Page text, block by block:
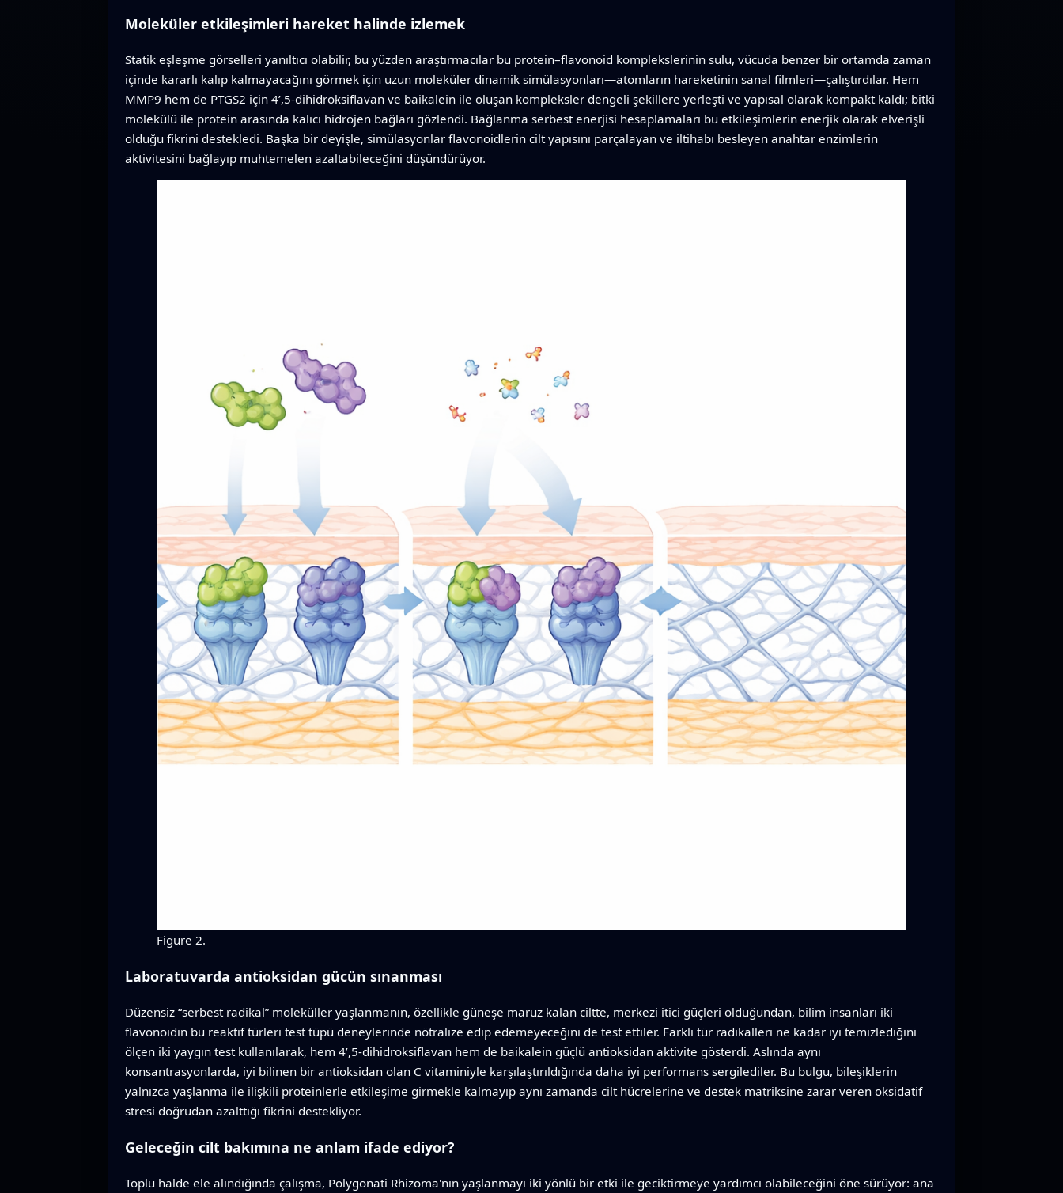
Moleküler etkileşimleri hareket halinde izlemek
Statik eşleşme görselleri yanıltıcı olabilir, bu yüzden araştırmacılar bu protein–flavonoid komplekslerinin sulu, vücuda benzer bir ortamda zaman
içinde kararlı kalıp kalmayacağını görmek için uzun moleküler dinamik simülasyonları—atomların hareketinin sanal filmleri—çalıştırdılar. Hem
MMP9 hem de PTGS2 için 4’,5-dihidroksiflavan ve baikalein ile oluşan kompleksler dengeli şekillere yerleşti ve yapısal olarak kompakt kaldı; bitki
molekülü ile protein arasında kalıcı hidrojen bağları gözlendi. Bağlanma serbest enerjisi hesaplamaları bu etkileşimlerin enerjik olarak elverişli
olduğu fikrini destekledi. Başka bir deyişle, simülasyonlar flavonoidlerin cilt yapısını parçalayan ve iltihabı besleyen anahtar enzimlerin
aktivitesini bağlayıp muhtemelen azaltabileceğini düşündürüyor.
Figure 2.
Laboratuvarda antioksidan gücün sınanması
Düzensiz “serbest radikal” moleküller yaşlanmanın, özellikle güneşe maruz kalan ciltte, merkezi itici güçleri olduğundan, bilim insanları iki
flavonoidin bu reaktif türleri test tüpü deneylerinde nötralize edip edemeyeceğini de test ettiler. Farklı tür radikalleri ne kadar iyi temizlediğini
ölçen iki yaygın test kullanılarak, hem 4’,5-dihidroksiflavan hem de baikalein güçlü antioksidan aktivite gösterdi. Aslında aynı
konsantrasyonlarda, iyi bilinen bir antioksidan olan C vitaminiyle karşılaştırıldığında daha iyi performans sergilediler. Bu bulgu, bileşiklerin
yalnızca yaşlanma ile ilişkili proteinlerle etkileşime girmekle kalmayıp aynı zamanda cilt hücrelerine ve destek matriksine zarar veren oksidatif
stresi doğrudan azalttığı fikrini destekliyor.
Geleceğin cilt bakımına ne anlam ifade ediyor?
Toplu halde ele alındığında çalışma, Polygonati Rhizoma'nın yaşlanmayı iki yönlü bir etki ile geciktirmeye yardımcı olabileceğini öne sürüyor: ana